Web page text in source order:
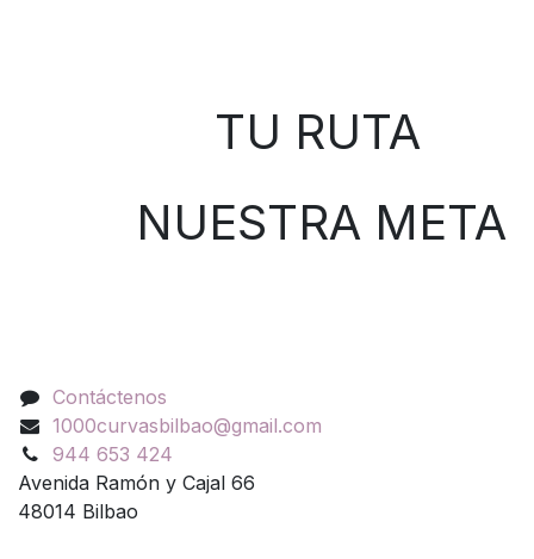
TU RUTA
NUESTRA META
Contáctenos
1000curvasbilbao@gmail.com
944 653 424
Avenida Ramón y Cajal 66
48014 Bilbao